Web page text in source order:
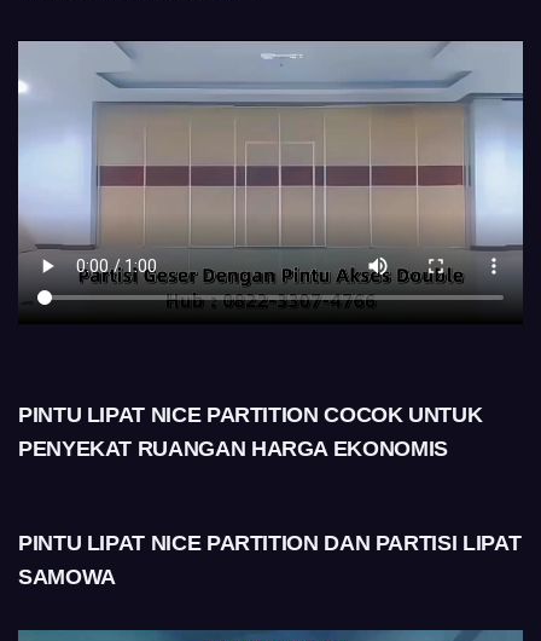
PINTU LIPAT NICE PARTITION COCOK UNTUK
PENYEKAT RUANGAN HARGA EKONOMIS
PINTU LIPAT NICE PARTITION DAN PARTISI LIPAT
SAMOWA